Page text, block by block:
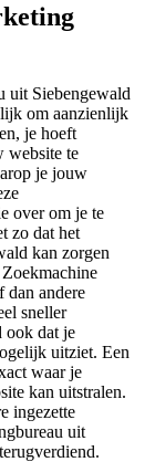
uit Siebengewald
om aanzienlijk
je hoeft
website te
je jouw
over om je te
zo dat het
kan zorgen
dan andere
sneller
ook dat je
uitziet. Een
waar je
kan uitstralen.
ingezette
uit